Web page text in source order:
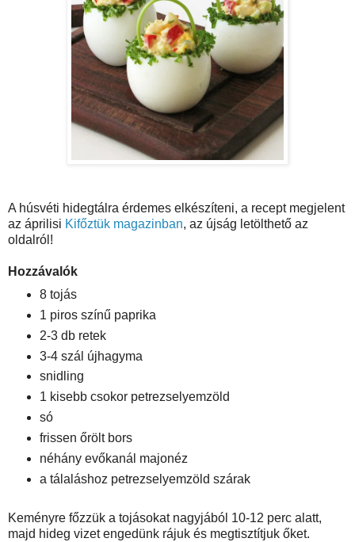
A húsvéti hidegtálra érdemes elkészíteni, a recept megjelent
az áprilisi Kifőztük magazinban, az újság letölthető az
oldalról!
Hozzávalók
8 tojás
1 piros színű paprika
2-3 db retek
3-4 szál újhagyma
snidling
1 kisebb csokor petrezselyemzöld
só
frissen őrölt bors
néhány evőkanál majonéz
a tálaláshoz petrezselyemzöld szárak
Keményre főzzük a tojásokat nagyjából 10-12 perc alatt,
majd hideg vizet engedünk rájuk és megtisztítjuk őket.